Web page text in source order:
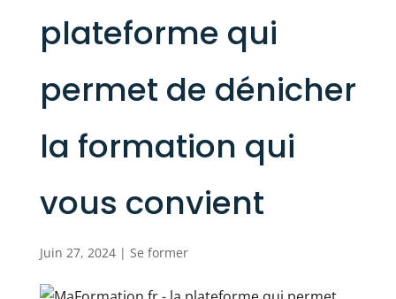
plateforme qui
permet de dénicher
la formation qui
vous convient
Juin 27, 2024| Se former